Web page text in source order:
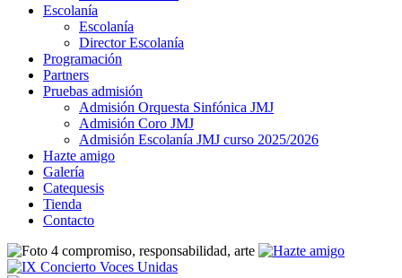
Escolanía
Escolanía
Director Escolanía
Programación
Partners
Pruebas admisión
Admisión Orquesta Sinfónica JMJ
Admisión Coro JMJ
Admisión Escolanía JMJ curso 2025/2026
Hazte amigo
Galería
Catequesis
Tienda
Contacto